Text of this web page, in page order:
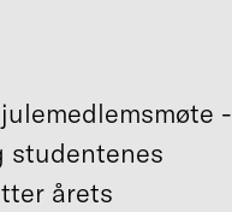
-
studentenes
årets